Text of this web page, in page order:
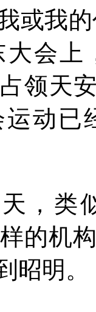
或我
会上
领天
动已
，类
的机
昭明。